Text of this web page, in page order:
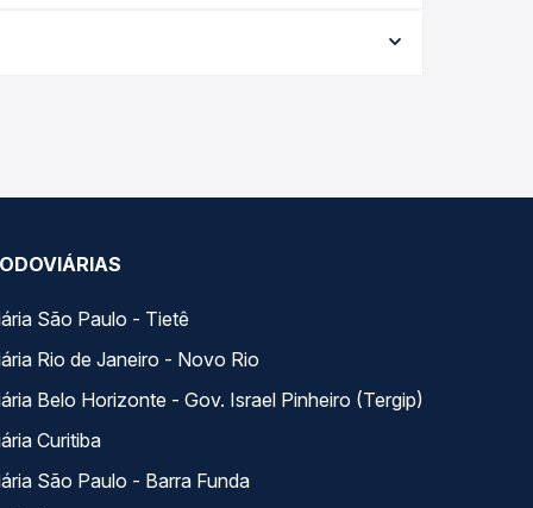
em tempo real e garante a melhor oferta
São Paulo - Tietê
Rio de Janeiro - Novo Rio
Belo Horizonte - Gov. Israel Pinheiro (Tergip)
Curitiba
São Paulo - Barra Funda